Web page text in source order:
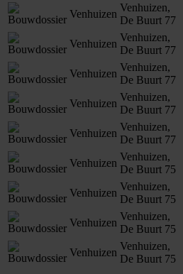
Venhuizen
Venhuizen,
De Buurt 77
Venhuizen
Venhuizen,
De Buurt 77
Venhuizen
Venhuizen,
De Buurt 77
Venhuizen
Venhuizen,
De Buurt 77
Venhuizen
Venhuizen,
De Buurt 77
Venhuizen
Venhuizen,
De Buurt 75
Venhuizen
Venhuizen,
De Buurt 75
Venhuizen
Venhuizen,
De Buurt 75
Venhuizen
Venhuizen,
De Buurt 75